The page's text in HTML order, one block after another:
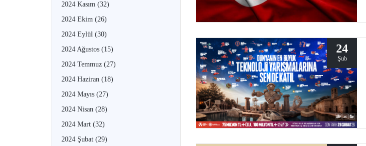
2024 Kasım (32)
2024 Ekim (26)
2024 Eylül (30)
2024 Ağustos (15)
2024 Temmuz (27)
2024 Haziran (18)
2024 Mayıs (27)
2024 Nisan (28)
2024 Mart (32)
2024 Şubat (29)
24
Şub